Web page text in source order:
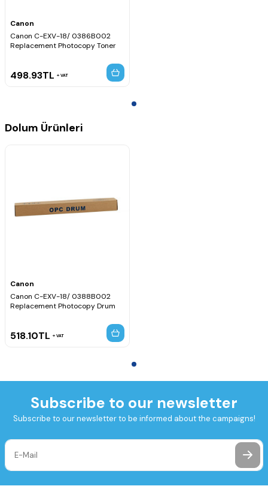
Canon
Canon C-EXV-18/ 0386B002
Replacement Photocopy Toner
498.93TL VAT
Dolum Ürünleri
Canon
Canon C-EXV-18/ 0388B002
Replacement Photocopy Drum
518.10TL VAT
Subscribe to our newsletter
Subscribe to our newsletter to be informed about the campaigns!